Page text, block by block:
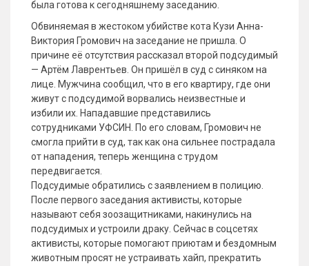
была готова к сегодняшнему заседанию.
Обвиняемая в жестоком убийстве кота Кузи Анна-
Виктория Громович на заседание не пришла. О
причине её отсутствия рассказал второй подсудимый
— Артём Лаврентьев. Он пришёл в суд с синяком на
лице. Мужчина сообщил, что в его квартиру, где они
живут с подсудимой ворвались неизвестные и
избили их. Нападавшие представились
сотрудниками УФСИН. По его словам, Громович не
смогла прийти в суд, так как она сильнее пострадала
от нападения, теперь женщина с трудом
передвигается.
Подсудимые обратились с заявлением в полицию.
После первого заседания активисты, которые
называют себя зоозащитниками, накинулись на
подсудимых и устроили драку. Сейчас в соцсетях
активисты, которые помогают приютам и бездомным
животным просят не устраивать хайп, прекратить